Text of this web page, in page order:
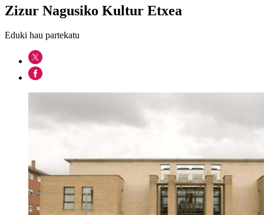
Zizur Nagusiko Kultur Etxea
Eduki hau partekatu